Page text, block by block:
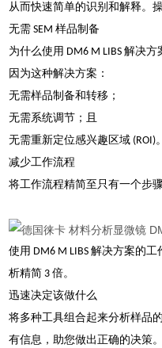
从而快速简单的识别和解释。
无需 SEM 样品制备
为什么使用 DM6 M LIBS 解决
因为这种解决方案：
无需样品制备和转移；
无需系统调节；且
无需重新定位感兴趣区域 (ROI)。
减少工作流程
将工作流程精简至只有一个步
使用 DM6 M LIBS 解决方案的
析精简 3 倍。
迅速决定该做什么
将多种工具组合起来分析样品
有信息，助您做出正确的决策。